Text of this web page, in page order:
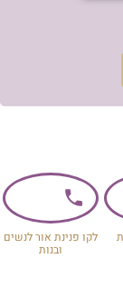
לקו פנינת אור לנשים
ובנות